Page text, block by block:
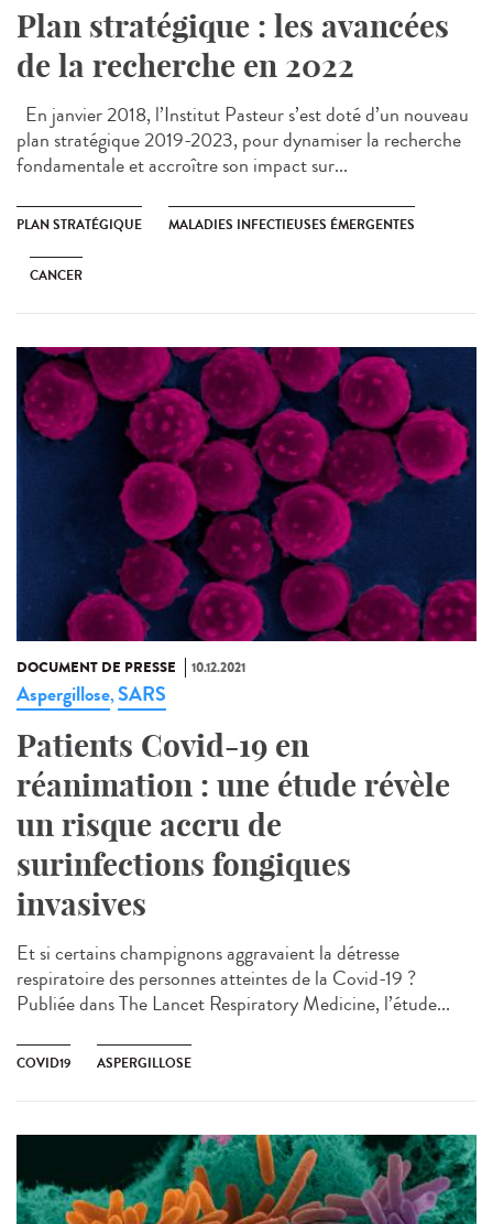
Plan stratégique : les avancées
de la recherche en 2022
En janvier 2018, l’Institut Pasteur s’est doté d’un nouveau
plan stratégique 2019-2023, pour dynamiser la recherche
fondamentale et accroître son impact sur...
PLAN STRATÉGIQUE MALADIES INFECTIEUSES ÉMERGENTES
CANCER
DOCUMENT DE PRESSE 10.12.2021
Aspergillose,SARS
Patients Covid-19 en
réanimation : une étude révèle
un risque accru de
surinfections fongiques
invasives
Et si certains champignons aggravaient la détresse
respiratoire des personnes atteintes de la Covid-19 ?
Publiée dans The Lancet Respiratory Medicine, l’étude...
COVID19 ASPERGILLOSE